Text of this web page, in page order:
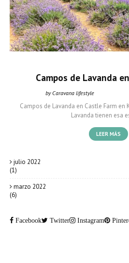
Campos de Lavanda
by Caravana lifestyle
Campos de Lavanda en Castle Farm en
Lavanda tienen esa
LEER MÁS
julio 2022
(1)
marzo 2022
(6)
Facebook Twitter Instagram